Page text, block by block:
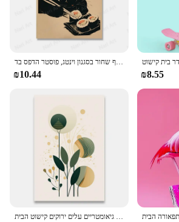
סושי יפני בעל חיים חמוד שף שחור בסגנון וינטג, פוסטר הדפס בד hd בד hd, בית, סלון, קישוט חדר
₪10.44 ₪8.55
קישוט תמונות חדר קיר תפאורה פוסטרים מופשטים קיר אמנות בד ציור צמחים גיאומטריים עלים ירוקים קישוט הבית